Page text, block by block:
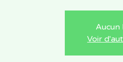
Aucun
Voir